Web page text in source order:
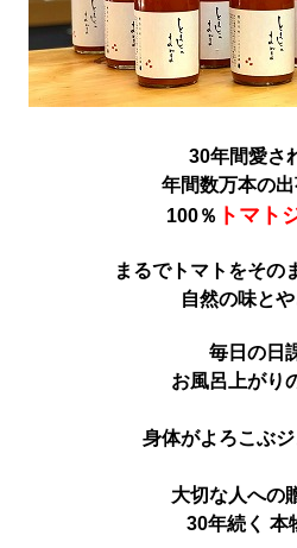
30年間愛さ
年間数万本の
100％ トマト
まるでトマトをその
自然の味と
毎日の日
お風呂上がり
身体がよろこぶ
大切な人への
30年続く 本